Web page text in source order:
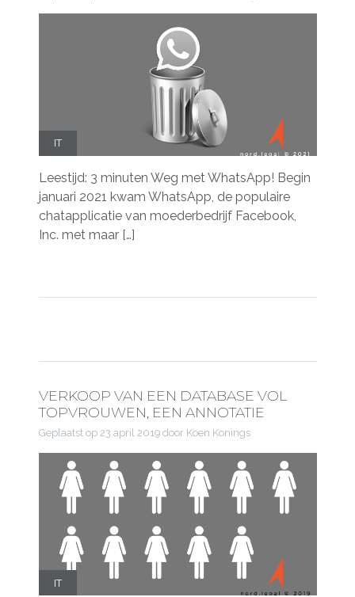
IT
Leestijd: 3 minuten Weg met WhatsApp! Begin
januari 2021 kwam WhatsApp, de populaire
chatapplicatie van moederbedrijf Facebook,
Inc. met maar […]
VERKOOP VAN EEN DATABASE VOL
TOPVROUWEN, EEN ANNOTATIE
Geplaatst op 23 april 2019door Koen Konings
IT